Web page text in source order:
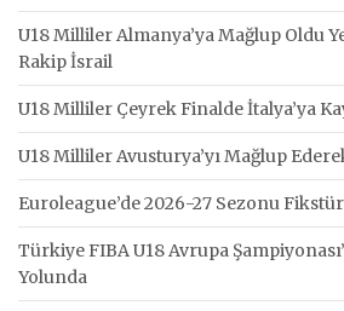
U18 Milliler Almanya’ya Mağlup Oldu
Rakip İsrail
U18 Milliler Çeyrek Finalde İtalya’ya
U18 Milliler Avusturya’yı Mağlup
Euroleague’de 2026-27 Sezonu
Türkiye FIBA U18 Avrupa
Yolunda